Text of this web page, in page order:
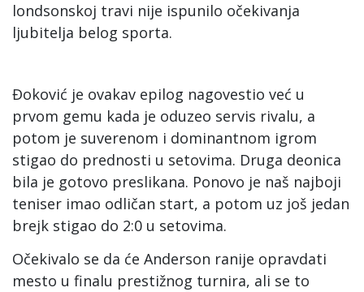
londsonskoj travi nije ispunilo očekivanja
ljubitelja belog sporta.
Đoković je ovakav epilog nagovestio već u
prvom gemu kada je oduzeo servis rivalu, a
potom je suverenom i dominantnom igrom
stigao do prednosti u setovima. Druga deonica
bila je gotovo preslikana. Ponovo je naš najboji
teniser imao odličan start, a potom uz još jedan
brejk stigao do 2:0 u setovima.
Očekivalo se da će Anderson ranije opravdati
mesto u finalu prestižnog turnira, ali se to